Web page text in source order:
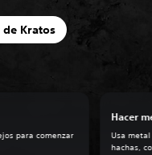
Kratos
para comenzar
Hacer
Usa
hachas,